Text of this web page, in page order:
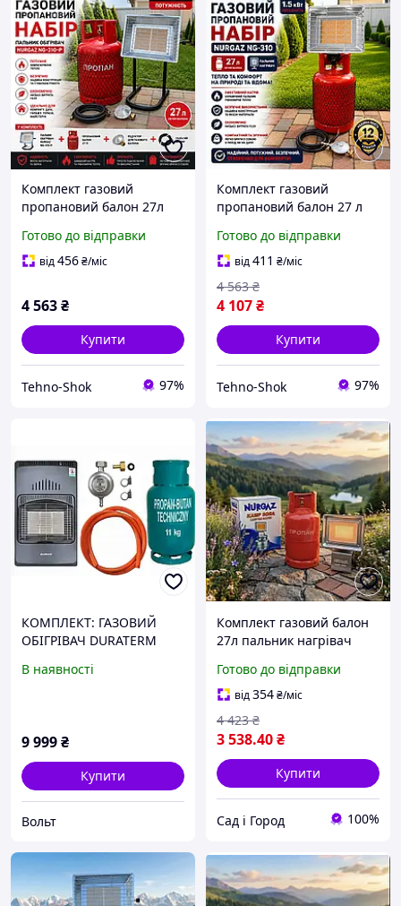
Комплект газовий
пропановий балон 27л
NURGAZ NG-310-P
Готово до відправки
від456₴/міс
4 563₴
Купити
Tehno-Shok 97%
Комплект газовий
пропановий балон 27 л
NURGAZ NG-310
Готово до відправки
від411 ₴/міс
4 107₴
4 563 ₴
Купити
Tehno-Shok 97%
КОМПЛЕКТ: ГАЗОВИЙ
ОБІГРІВАЧ DURATERM
БАЛОН 27Л. + ШЛАНГ +
В наявності
9 999₴
Купити
Вольт
Комплект газовий балон
27л пальник нагрівач
Готово до відправки
від354₴/міс
3 538.40₴
4 423 ₴
Купити
Сад і Город 100%